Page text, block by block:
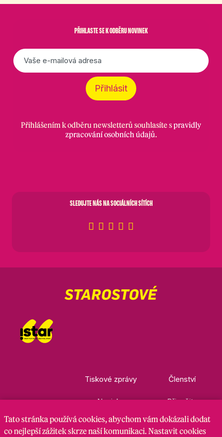
PŘIHLASTE SE K ODBĚRU NOVINEK
E-
mail
Přihlásit
Přihlášením k odběru newsletterů souhlasíte spravidly
zpracování osobních údajů.
SLEDUJTE NÁS NA SOCIÁLNÍCH SÍTÍCH
Tiskové zprávy
Novinky
Kontakty
Členství
Přispějte
Ke stažení
Tato stránkapoužívá cookies, abychom vám dokázali dodat
co nejlepší zážitek skrze naší komunikaci. Nastavit cookies